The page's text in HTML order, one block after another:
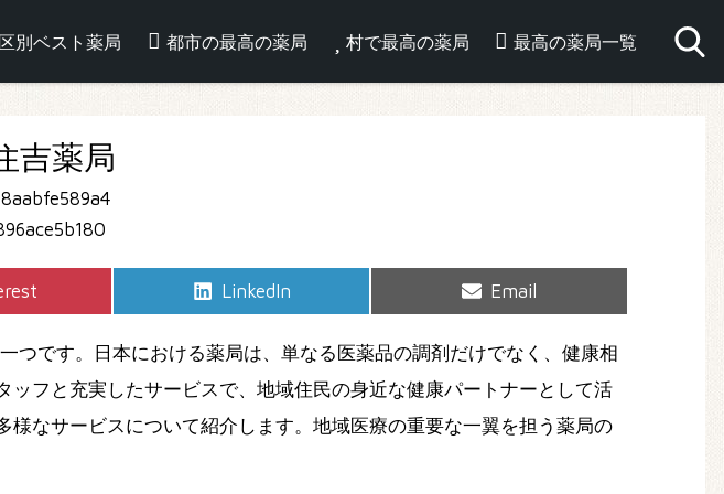
別ベスト薬局 都市の最高の薬局 村で最高の薬局 最高の薬局一覧
吉薬局
Share
LinkedIn
Share
Email
です。日本における薬局は、単なる医薬品の調剤だけでなく、健康相
フと充実したサービスで、地域住民の身近な健康パートナーとして活
なサービスについて紹介します。地域医療の重要な一翼を担う薬局の